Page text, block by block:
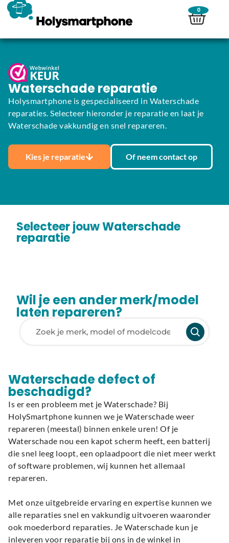
0
Waterschade reparatie
Holysmartphone is gespecialiseerd in Waterschade
reparaties. Selecteer hieronder je reparatie en laat je
Waterschade vakkundig en snel repareren.
Kies je reparatie Of neem contact op
Selecteer jouw Waterschade
reparatie
Wil je een ander merk/model
laten repareren?
Waterschade defect of
beschadigd?
Is er een probleem met je Waterschade? Bij
HolySmartphone kunnen we je Waterschade weer
repareren (meestal) binnen enkele uren! Of je
Waterschade nou een kapot scherm heeft, een batterij
die snel leeg loopt, een oplaadpoort die niet meer werkt
of software problemen, wij kunnen het allemaal
repareren.
Met onze uitgebreide ervaring en expertise kunnen we
alle reparaties snel en vakkundig uitvoeren waaronder
ook moederbord reparaties. Je Waterschade kun je
inleveren voor reparatie bij ons in de winkel in